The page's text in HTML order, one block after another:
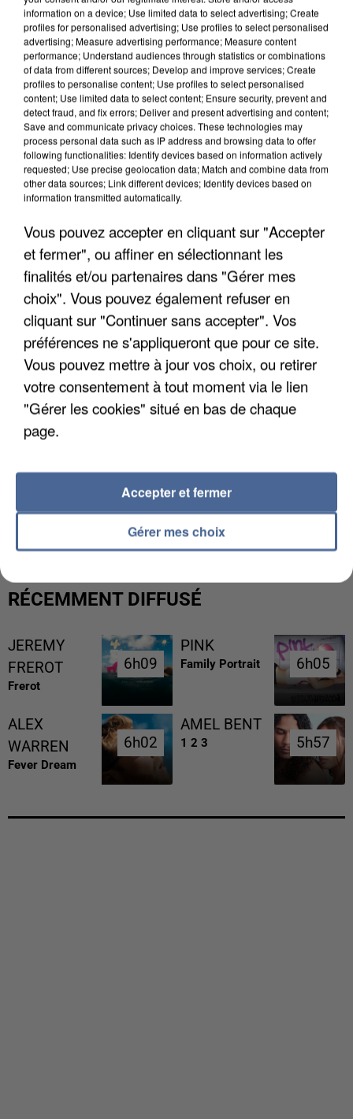
UN SECOND CADRE DE LA DZ MAFIA
UNE TOURISTE DE L’OISE EMPORTÉE PAR UNE
COULÉE DE BOUE EN HAUTE-SAVOIE
RÉCEMMENT DIFFUSÉ
JEREMY
FREROT
Frerot
6h09
6h09
PINK
Family Portrait 6h05
6h05
ALEX
WARREN
Fever Dream
6h02
6h02
AMEL BENT
1 2 3 5h57
5h57
information on a device; Use limited data to select advertising; Create
profiles for personalised advertising; Use profiles to select personalised
advertising; Measure advertising performance; Measure content
performance; Understand audiences through statistics or combinations
of data from different sources; Develop and improve services; Create
profiles to personalise content; Use profiles to select personalised
content; Use limited data to select content; Ensure security, prevent and
detect fraud, and fix errors; Deliver and present advertising and content;
Save and communicate privacy choices. These technologies may
process personal data such as IP address and browsing data to offer
following functionalities: Identify devices based on information actively
requested; Use precise geolocation data; Match and combine data from
other data sources; Link different devices; Identify devices based on
information transmitted automatically.
Vous pouvez accepter en cliquant sur "Accepter
et fermer", ou affiner en sélectionnant les
finalités et/ou partenaires dans "Gérer mes
choix". Vous pouvez également refuser en
cliquant sur "Continuer sans accepter". Vos
préférences ne s'appliqueront que pour ce site.
Vous pouvez mettre à jour vos choix, ou retirer
votre consentement à tout moment via le lien
"Gérer les cookies" situé en bas de chaque
page.
Gérer mes choix
Accepter et fermer